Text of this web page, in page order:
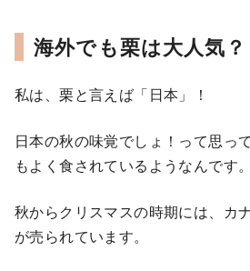
海外でも栗は大人気？
私は、栗と言えば「日本」！
日本の秋の味覚でしょ！って思っ
もよく食されているようなんです。
秋からクリスマスの時期には、カ
が売られています。